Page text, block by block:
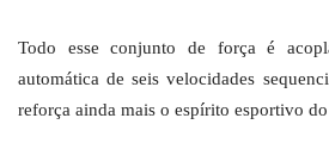
Todo esse conjunto de força é
automática de seis velocidades
reforça ainda mais o espírito esportivo